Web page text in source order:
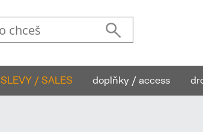
SLEVY / SALES doplňky / access